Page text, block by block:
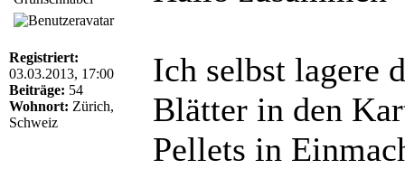
Registriert:
03.03.2013, 17:00
Beiträge: 54
Wohnort: Zürich,
Schweiz
Ich selbst lagere
Blätter in den
Pellets in